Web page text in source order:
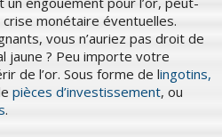
crise monétaire éventuelles.
vous n’auriez pas droit de
jaune ? Peu importe votre
de l’or. Sous forme de lingotins,
pièces d’investissement, ou
.